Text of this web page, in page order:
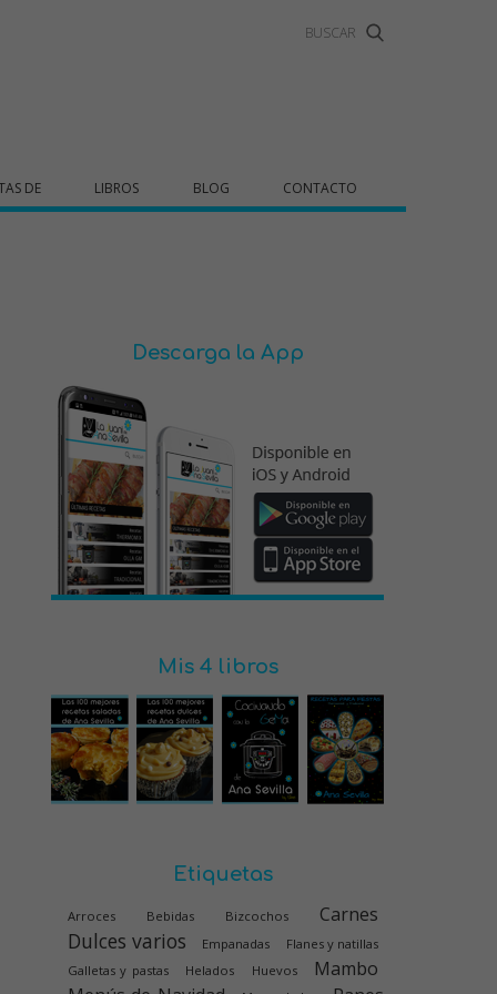
DE LIBROS BLOG CONTACTO
Descarga la App
Mis 4 libros
Etiquetas
Arroces Bebidas Bizcochos Carnes
Dulces varios Empanadas
Flanes y natillas
Galletas y pastas
Helados Huevos
Mambo